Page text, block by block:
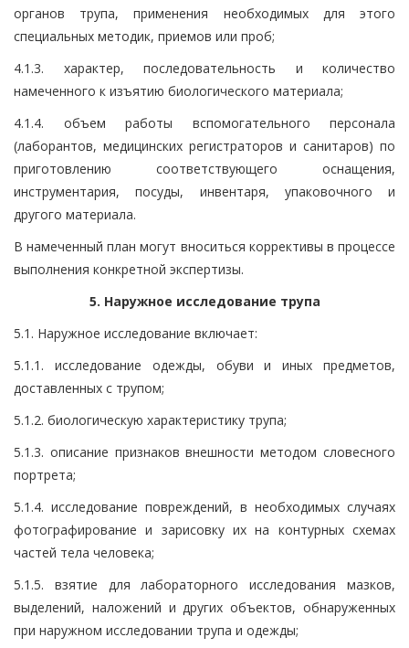
органов трупа, применения необходимых для этого
специальных методик, приемов или проб;
4.1.3. характер, последовательность и количество
намеченного к изъятию биологического материала;
4.1.4. объем работы вспомогательного персонала
(лаборантов, медицинских регистраторов и санитаров) по
приготовлению соответствующего оснащения,
инструментария, посуды, инвентаря, упаковочного и
другого материала.
В намеченный план могут вноситься коррективы в процессе
выполнения конкретной экспертизы.
5. Наружное исследование трупа
5.1. Наружное исследование включает:
5.1.1. исследование одежды, обуви и иных предметов,
доставленных с трупом;
5.1.2. биологическую характеристику трупа;
5.1.3. описание признаков внешности методом словесного
портрета;
5.1.4. исследование повреждений, в необходимых случаях
фотографирование и зарисовку их на контурных схемах
частей тела человека;
5.1.5. взятие для лабораторного исследования мазков,
выделений, наложений и других объектов, обнаруженных
при наружном исследовании трупа и одежды;